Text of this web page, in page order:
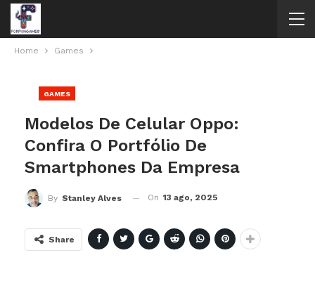
Home Games
GAMES
Modelos De Celular Oppo:
Confira O Portfólio De
Smartphones Da Empresa
By Stanley Alves On 13 ago, 2025
Share